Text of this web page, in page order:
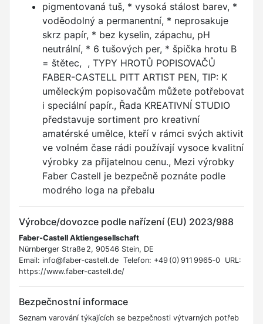
pigmentovaná tuš, * vysoká stálost barev, *
voděodolný a permanentní, * neprosakuje
skrz papír, * bez kyselin, zápachu, pH
neutrální, * 6 tušových per, * špička hrotu B
= štětec, , TYPY HROTŮ POPISOVAČŮ
FABER-CASTELL PITT ARTIST PEN, TIP: K
uměleckým popisovačům můžete potřebovat
i speciální papír., Řada KREATIVNÍ STUDIO
představuje sortiment pro kreativní
amatérské umělce, kteří v rámci svých aktivit
ve volném čase rádi používají vysoce kvalitní
výrobky za přijatelnou cenu., Mezi výrobky
Faber Castell je bezpečně poznáte podle
modrého loga na přebalu
Výrobce/dovozce podle nařízení (EU) 2023/988
Faber‑Castell Aktiengesellschaft
Nürnberger Straße 2, 90546 Stein, DE
Email: info@faber‑castell.de Telefon: +49 (0) 911 9965‑0 URL:
https://www.faber-castell.de/
Bezpečnostní informace
Seznam varování týkajících se bezpečnosti výtvarných potřeb